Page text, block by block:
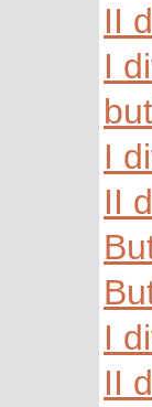
II
I
I
II
I
II